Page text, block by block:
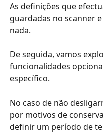
As definições que
guardadas no scanner
nada.
De seguida, vamos
funcionalidades
específico.
No caso de não
por motivos de
definir um período de